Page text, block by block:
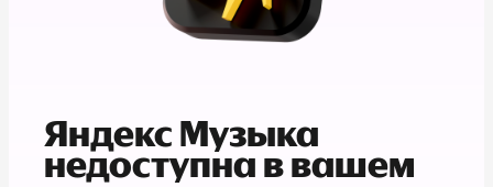
Яндекс Музыка
недоступна в вашем